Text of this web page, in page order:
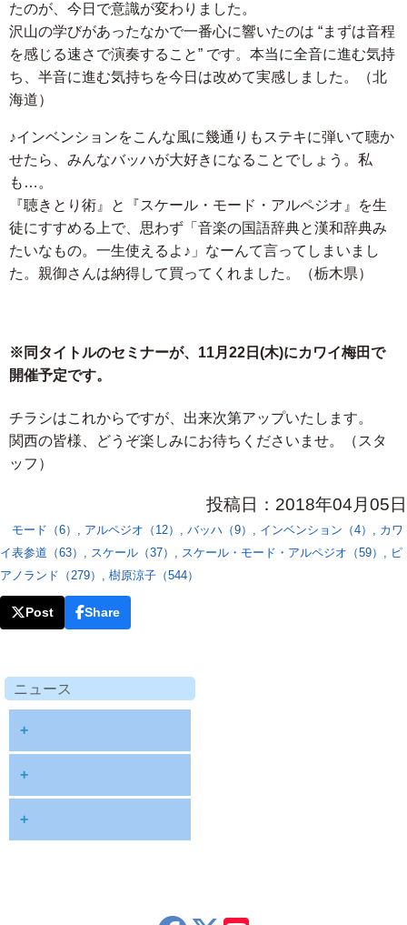
たのが、今日で意識が変わりました。
沢山の学びがあったなかで一番心に響いたのは “まずは音程
を感じる速さで演奏すること” です。本当に全音に進む気持
ち、半音に進む気持ちを今日は改めて実感しました。（北
海道）
♪インベンションをこんな風に幾通りもステキに弾いて聴か
せたら、みんなバッハが大好きになることでしょう。私
も…。
『聴きとり術』と『スケール・モード・アルペジオ』を生
徒にすすめる上で、思わず「音楽の国語辞典と漢和辞典み
たいなもの。一生使えるよ♪」なーんて言ってしまいまし
た。親御さんは納得して買ってくれました。（栃木県）
※同タイトルのセミナーが、11月22日(木)にカワイ梅田で
開催予定です。
チラシはこれからですが、出来次第アップいたします。
関西の皆様、どうぞ楽しみにお待ちくださいませ。（スタ
ッフ）
投稿日：2018年04月05日
モード（6） アルペジオ（12） バッハ（9） インベンション（4）
カワ
イ表参道（63）
スケール（37） スケール・モード・アルペジオ（59）
ピ
アノランド（279）
樹原涼子（544）
Post Share
ニュース
+
diary
information
+
2026
+